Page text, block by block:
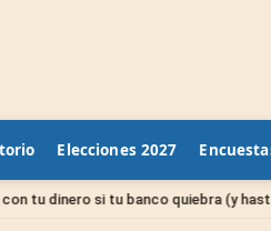
Elecciones 2027
banco quiebra (y hasta cuánto está